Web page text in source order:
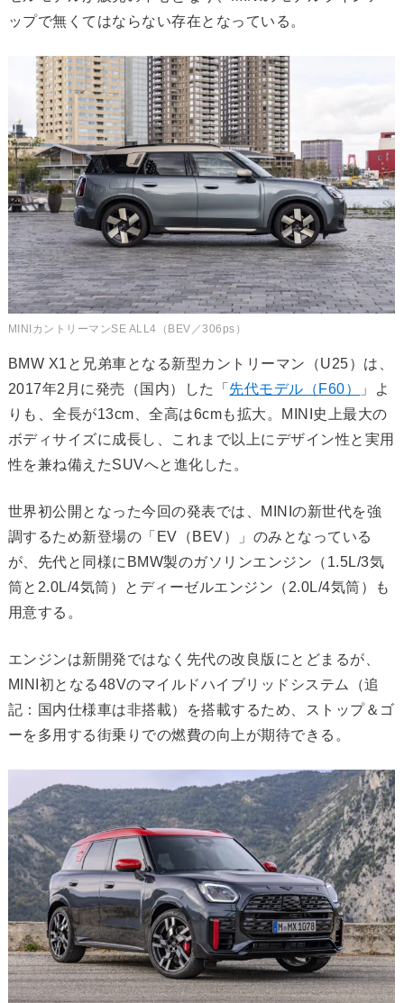
ップで無くてはならない存在となっている。
MINIカントリーマンSE ALL4（BEV／306ps）
BMW X1と兄弟車となる新型カントリーマン（U25）は、
2017年2月に発売（国内）した「 先代モデル（F60）
」よ
りも、全長が13cm、全高は6cmも拡大。MINI史上最大の
ボディサイズに成長し、これまで以上にデザイン性と実用
性を兼ね備えたSUVへと進化した。
世界初公開となった今回の発表では、MINIの新世代を強
調するため新登場の「EV（BEV）」のみとなっている
が、先代と同様にBMW製のガソリンエンジン（1.5L/3気
筒と2.0L/4気筒）とディーゼルエンジン（2.0L/4気筒）も
用意する。
エンジンは新開発ではなく先代の改良版にとどまるが、
MINI初となる48Vのマイルドハイブリッドシステム（追
記：国内仕様車は非搭載）を搭載するため、ストップ＆ゴ
ーを多用する街乗りでの燃費の向上が期待できる。